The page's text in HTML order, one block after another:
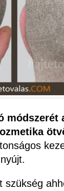
módszerét
szükség